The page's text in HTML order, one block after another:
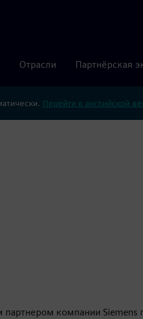
Отрасли Партнёрская
Перейти к английской
компании